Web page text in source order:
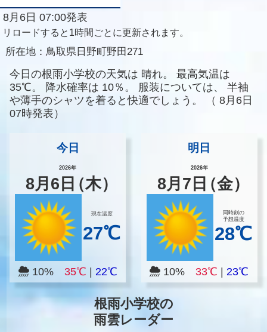
8月6日 07:00発表
リロードすると1時間ごとに更新されます。
所在地： 鳥取県日野町野田271
今日の根雨小学校の天気は 晴れ。
最高気温は
35℃。
降水確率は 10％。 服装については、
半袖
や薄手のシャツを着ると快適でしょう。
（ 8月6日
07時発表）
今日
2026年
8月 6 日（木）
現在温度
27℃
10% 35℃ 22℃
明日
2026年
8月 7 日（金）
同時刻の
予想温度
28℃
10%33℃ |23℃
根雨小学校の
雨雲レーダー